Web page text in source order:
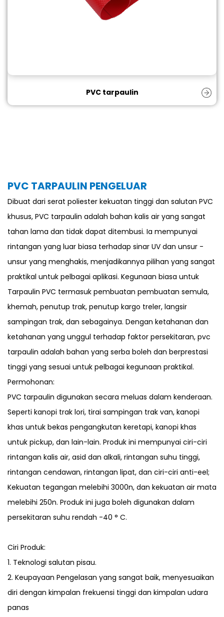
PVC tarpaulin
PVC TARPAULIN PENGELUAR
Dibuat dari serat poliester kekuatan tinggi dan salutan PVC
khusus, PVC tarpaulin adalah bahan kalis air yang sangat
tahan lama dan tidak dapat ditembusi. Ia mempunyai
rintangan yang luar biasa terhadap sinar UV dan unsur -
unsur yang menghakis, menjadikannya pilihan yang sangat
praktikal untuk pelbagai aplikasi. Kegunaan biasa untuk
Tarpaulin PVC termasuk pembuatan pembuatan semula,
khemah, penutup trak, penutup kargo treler, langsir
sampingan trak, dan sebagainya. Dengan ketahanan dan
ketahanan yang unggul terhadap faktor persekitaran, pvc
tarpaulin adalah bahan yang serba boleh dan berprestasi
tinggi yang sesuai untuk pelbagai kegunaan praktikal.
Permohonan:
PVC tarpaulin digunakan secara meluas dalam kenderaan.
Seperti kanopi trak lori, tirai sampingan trak van, kanopi
khas untuk bekas pengangkutan keretapi, kanopi khas
untuk pickup, dan lain-lain. Produk ini mempunyai ciri-ciri
rintangan kalis air, asid dan alkali, rintangan suhu tinggi,
rintangan cendawan, rintangan lipat, dan ciri-ciri anti-eel;
Kekuatan tegangan melebihi 3000n, dan kekuatan air mata
melebihi 250n. Produk ini juga boleh digunakan dalam
persekitaran suhu rendah -40 ° C.
Ciri Produk:
1. Teknologi salutan pisau.
2. Keupayaan Pengelasan yang sangat baik, menyesuaikan
diri dengan kimpalan frekuensi tinggi dan kimpalan udara
panas